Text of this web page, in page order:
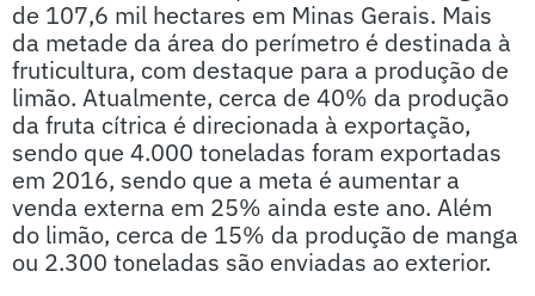
de 107,6 mil hectares em Minas Gerais. Mais
da metade da área do perímetro é destinada à
fruticultura, com destaque para a produção de
limão. Atualmente, cerca de 40% da produção
da fruta cítrica é direcionada à exportação,
sendo que 4.000 toneladas foram exportadas
em 2016, sendo que a meta é aumentar a
venda externa em 25% ainda este ano. Além
do limão, cerca de 15% da produção de manga
ou 2.300 toneladas são enviadas ao exterior.